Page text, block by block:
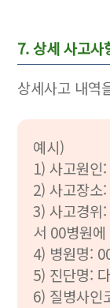
7. 상세 사고사
상세사고 내역
예시)
1) 사고원인
2) 사고장소
3) 사고경위
서 00병원
4) 병원명:
5) 진단명:
6) 질병사인